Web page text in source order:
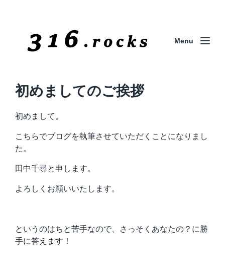
Menu
初めましてのご挨拶
初めまして。
こちらでブログを執筆させていただくことになりまし
た。
田中千尋と申します。
よろしくお願いいたします。
というのはちと苦手なので、さっそくあなたの？に勝
手に答えます！